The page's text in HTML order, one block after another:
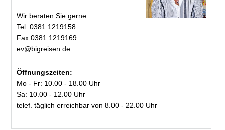
Wir beraten Sie gerne:
Tel. 0381 1219158
Fax 0381 1219169
ev@bigreisen.de
Öffnungszeiten:
Mo - Fr: 10.00 - 18.00 Uhr
Sa: 10.00 - 12.00 Uhr
telef. täglich erreichbar von 8.00 - 22.00 Uhr